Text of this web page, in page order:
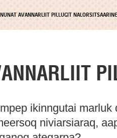
NUNAT AVANNARLIIT PILLUGIT
ikinngutai marluk
niviarsiaraq,